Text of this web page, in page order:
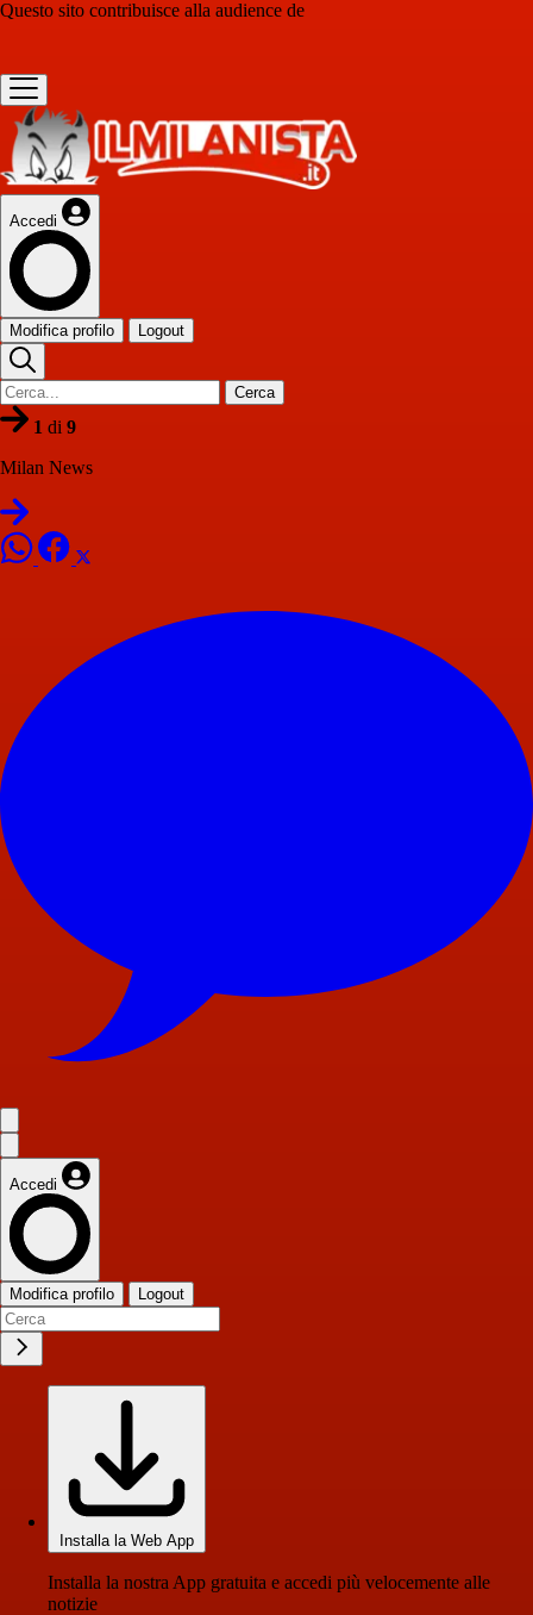
Questo sito contribuisce alla audience de
Accedi
Modifica profilo Logout
Cerca
1 di 9
Milan News
Accedi
Modifica profilo Logout
Installa la Web App
Installa la nostra App gratuita e accedi più velocemente alle
notizie